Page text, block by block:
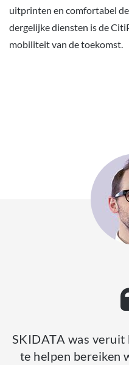
uitprinten en comfortabel
dergelijke diensten is de
mobiliteit van de toekomst.
SKIDATA was
te helpen bereiken